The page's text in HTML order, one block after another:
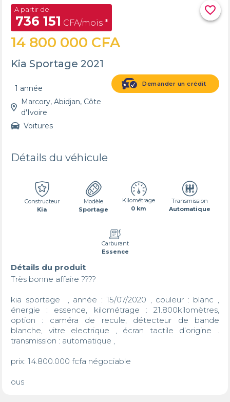
favorite_border
A partir de
736 151 CFA/mois *
14 800 000 CFA
Kia Sportage 2021
Demander un crédit
1 année
Marcory, Abidjan, Côte
d'Ivoire
Voitures
Détails du véhicule
Constructeur
Kia
Modèle
Sportage
Kilométrage
0 km
Transmission
Automatique
Carburant
Essence
Détails du produit
Très bonne affaire ????
kia sportage  , année : 15/07/2020 , couleur : blanc ,
énergie : essence, kilométrage : 21.800kilomètres,
option : caméra de recule, détecteur de bande
blanche, vitre electrique , écran tactile d’origine .
transmission : automatique ,
prix: 14.800.000 fcfa négociable
ous